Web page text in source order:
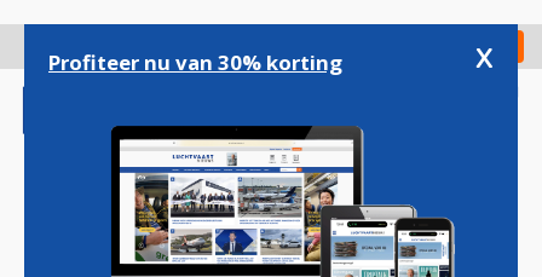
gaan
Check in
Profiteer nu van 30% korting x